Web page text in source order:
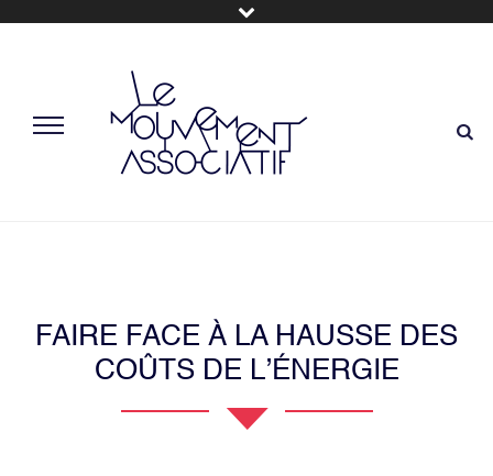
FAIRE FACE À LA HAUSSE DES
COÛTS DE L’ÉNERGIE